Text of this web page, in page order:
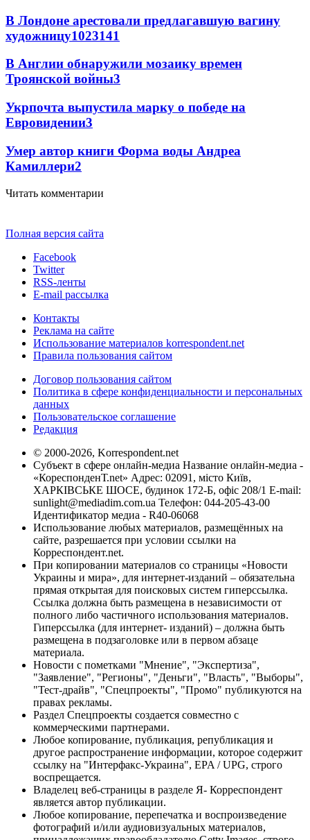
В Лондоне арестовали предлагавшую вагину
художницу1023141
В Англии обнаружили мозаику времен
Троянской войны3
Укрпочта выпустила марку о победе на
Евровидении3
Умер автор книги Форма воды Андреа
Камиллери2
Читать комментарии
Полная версия сайта
Facebook
Twitter
RSS-ленты
E-mail рассылка
Контакты
Реклама на сайте
Использование материалов korrespondent.net
Правила пользования сайтом
Договор пользования сайтом
Политика в сфере конфиденциальности и персональных
данных
Пользовательское соглашение
Редакция
© 2000-2026, Korrespondent.net
Субъект в сфере онлайн-медиа Название онлайн-медиа -
«КореспонденТ.net» Адрес: 02091, місто Київ,
ХАРКІВСЬКЕ ШОСЕ, будинок 172-Б, офіс 208/1 E-mail:
sunlight@mediadim.com.ua Телефон: 044-205-43-00
Идентификатор медиа - R40-06068
Использование любых материалов, размещённых на
сайте, разрешается при условии ссылки на
Корреспондент.net.
При копировании материалов со страницы «Новости
Украины и мира», для интернет-изданий – обязательна
прямая открытая для поисковых систем гиперссылка.
Ссылка должна быть размещена в независимости от
полного либо частичного использования материалов.
Гиперссылка (для интернет- изданий) – должна быть
размещена в подзаголовке или в первом абзаце
материала.
Новости с пометками "Мнение", "Экспертиза",
"Заявление", "Регионы", "Деньги", "Власть", "Выборы",
"Тест-драйв", "Спецпроекты", "Промо" публикуются на
правах рекламы.
Раздел Спецпроекты создается совместно с
коммерческими партнерами.
Любое копирование, публикация, републикация и
другое распространение информации, которое содержит
ссылку на "Интерфакс-Украина", EPA / UPG, строго
воспрещается.
Владелец веб-страницы в разделе Я- Корреспондент
является автор публикации.
Любое копирование, перепечатка и воспроизведение
фотографий и/или аудиовизуальных материалов,